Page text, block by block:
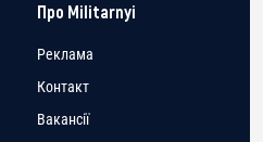
Про Militarnyi
Реклама
Контакт
Вакансії